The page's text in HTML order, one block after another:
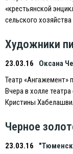
«крестьянской
сельского
Художники
23.03.16 Оксана
Театр «Ангажемент»
Вчера в холле
Кристины
Черное
23.03.16